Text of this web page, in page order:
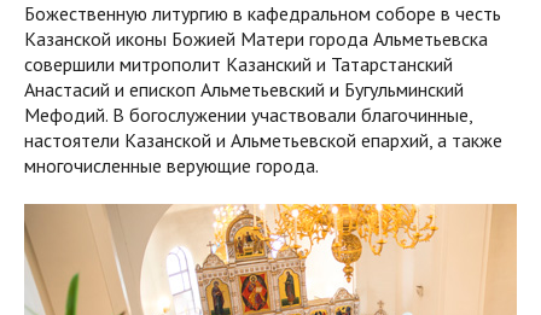
Божественную литургию в кафедральном соборе в честь
Казанской иконы Божией Матери города Альметьевска
совершили митрополит Казанский и Татарстанский
Анастасий и епископ Альметьевский и Бугульминский
Мефодий. В богослужении участвовали благочинные,
настоятели Казанской и Альметьевской епархий, а также
многочисленные верующие города.